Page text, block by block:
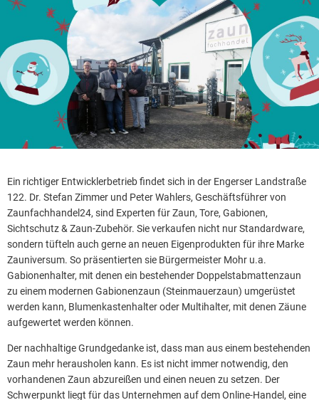
Ein richtiger Entwicklerbetrieb findet sich in der Engerser Landstraße
122. Dr. Stefan Zimmer und Peter Wahlers, Geschäftsführer von
Zaunfachhandel24, sind Experten für Zaun, Tore, Gabionen,
Sichtschutz & Zaun-Zubehör. Sie verkaufen nicht nur Standardware,
sondern tüfteln auch gerne an neuen Eigenprodukten für ihre Marke
Zauniversum. So präsentierten sie Bürgermeister Mohr u.a.
Gabionenhalter, mit denen ein bestehender Doppelstabmattenzaun
zu einem modernen Gabionenzaun (Steinmauerzaun) umgerüstet
werden kann, Blumenkastenhalter oder Multihalter, mit denen Zäune
aufgewertet werden können.
Der nachhaltige Grundgedanke ist, dass man aus einem bestehenden
Zaun mehr herausholen kann. Es ist nicht immer notwendig, den
vorhandenen Zaun abzureißen und einen neuen zu setzen. Der
Schwerpunkt liegt für das Unternehmen auf dem Online-Handel, eine